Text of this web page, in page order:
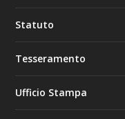
Statuto
Tesseramento
Ufficio Stampa